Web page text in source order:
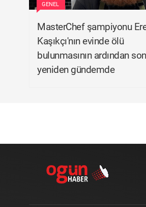
GENEL
MasterChef şampiyonu
Kaşıkçı'nın evinde ölü
bulunmasının ardından
yeniden gündemde